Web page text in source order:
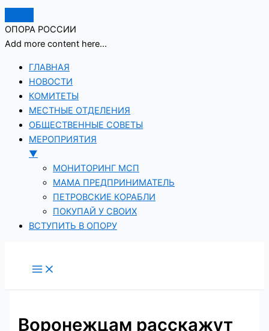
ОПОРА РОССИИ
Add more content here...
ГЛАВНАЯ
НОВОСТИ
КОМИТЕТЫ
МЕСТНЫЕ ОТДЕЛЕНИЯ
ОБЩЕСТВЕННЫЕ СОВЕТЫ
МЕРОПРИЯТИЯ
▼
МОНИТОРИНГ МСП
МАМА ПРЕДПРИНИМАТЕЛЬ
ПЕТРОВСКИЕ КОРАБЛИ
ПОКУПАЙ У СВОИХ
ВСТУПИТЬ В ОПОРУ
Воронежцам расскажут